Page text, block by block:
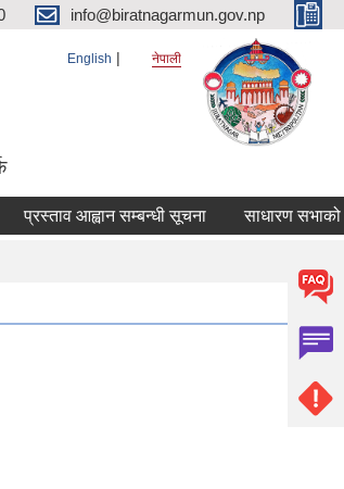
info@biratnagarmun.gov.np
English नेपाली
प्रस्ताव आह्वान सम्बन्धी सूचना साधारण सभाको